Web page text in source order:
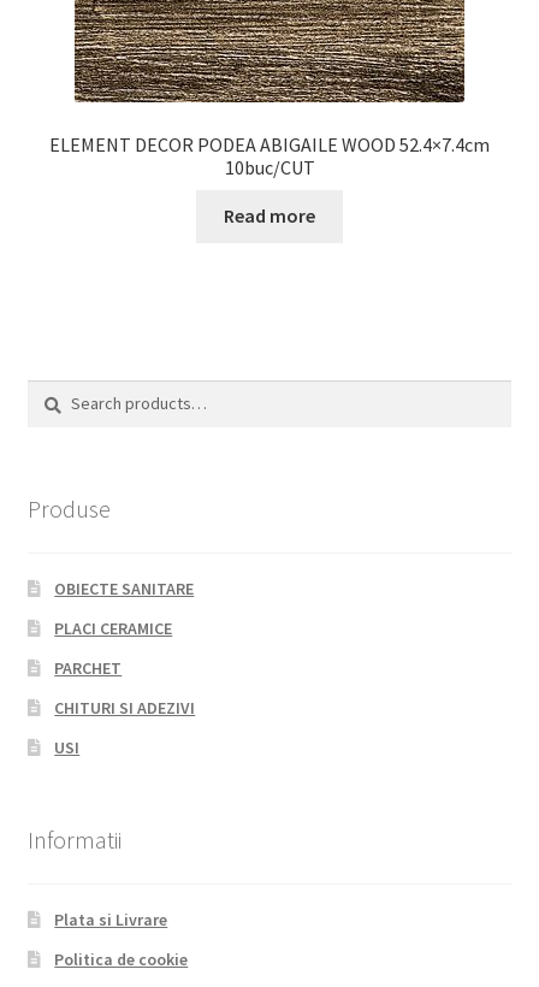
ELEMENT DECOR PODEA ABIGAILE WOOD 52.4×7.4cm
10buc/CUT
Read more
Search
Search
Produse
OBIECTE SANITARE
PLACI CERAMICE
PARCHET
CHITURI SI ADEZIVI
USI
Informatii
Plata si Livrare
Politica de cookie